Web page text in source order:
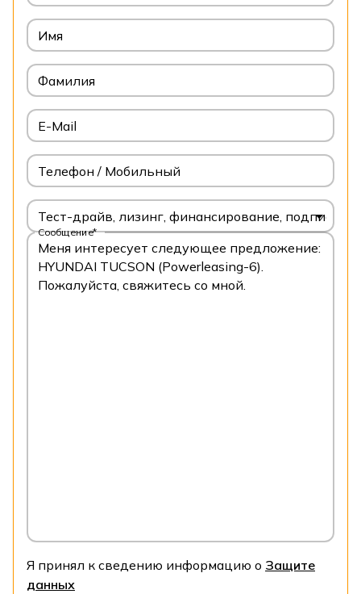
Имя
Фамилия
E-Mail
Телефон / Мобильный
Тест-драйв, лизинг, финансирование, подписка
Сообщение*
Я принял к сведению информацию о Защите
данных